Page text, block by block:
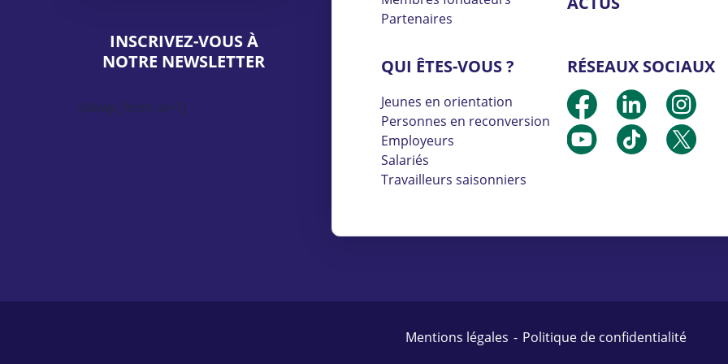
INSCRIVEZ-VOUS À
NOTRE NEWSLETTER
[sibwp_form id=1]
Partenaires
QUI ÊTES-VOUS ?
Jeunes en orientation
Personnes en reconversion
Employeurs
Salariés
Travailleurs saisonniers
RÉSEAUX SOCIAUX
Mentions légales Politique de confidentialité